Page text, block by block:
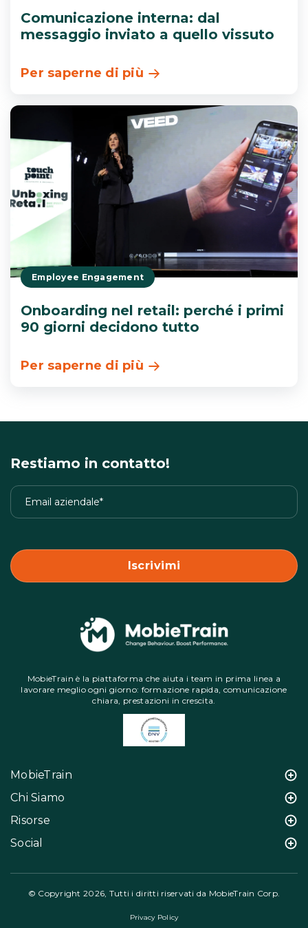
Comunicazione interna: dal
messaggio inviato a quello vissuto
Per saperne di più
Employee Engagement
Onboarding nel retail: perché i primi
90 giorni decidono tutto
Per saperne di più
Restiamo in contatto!
MobieTrain è la piattaforma che aiuta i team in prima linea a
lavorare meglio ogni giorno: formazione rapida, comunicazione
chiara, prestazioni in crescita.
MobieTrain
Chi Siamo
Risorse
Social
© Copyright 2026, Tutti i diritti riservati da MobieTrain Corp.
Privacy Policy